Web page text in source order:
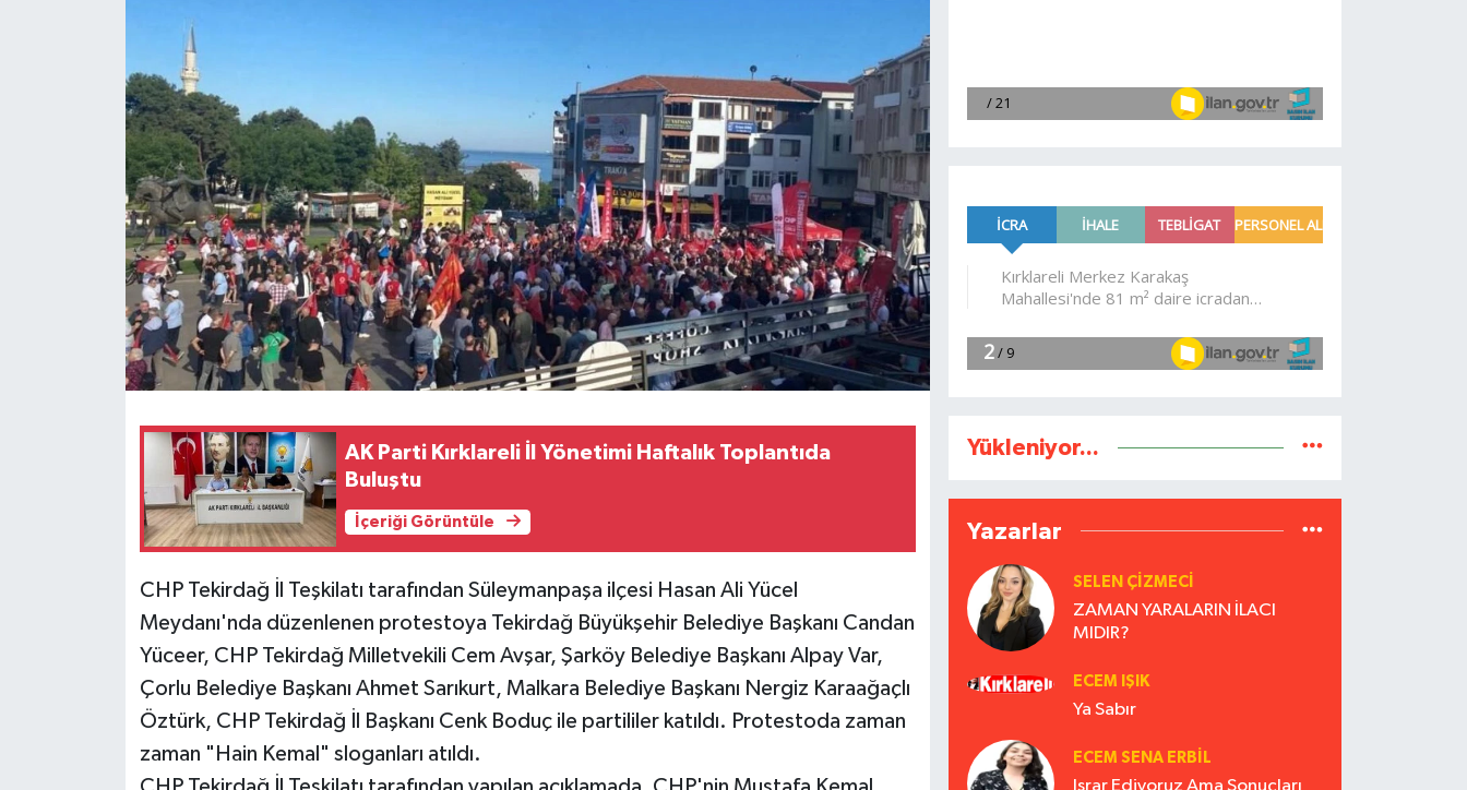
AK Parti Kırklareli İl Yönetimi Haftalık Toplantıda
Buluştu
İçeriği Görüntüle
CHP Tekirdağ İl Teşkilatı tarafından Süleymanpaşa ilçesi Hasan Ali Yücel
Meydanı'nda düzenlenen protestoya Tekirdağ Büyükşehir Belediye Başkanı Candan
Yüceer, CHP Tekirdağ Milletvekili Cem Avşar, Şarköy Belediye Başkanı Alpay Var,
Çorlu Belediye Başkanı Ahmet Sarıkurt, Malkara Belediye Başkanı Nergiz Karaağaçlı
Öztürk, CHP Tekirdağ İl Başkanı Cenk Boduç ile partililer katıldı. Protestoda zaman
zaman "Hain Kemal" sloganları atıldı.
Yükleniyor...
Yazarlar
SELEN ÇİZMECİ
ZAMAN YARALARIN İLACI
MIDIR?
ECEM IŞIK
Ya Sabır
ECEM SENA ERBIL